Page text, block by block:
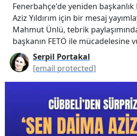
Fenerbahçe'de yeniden
Aziz Yıldırım için bir mesaj
Mahmut Ünlü, tebrik
başkanın FETÖ ile mücadelesine
Serpil Portakal
[email protected]